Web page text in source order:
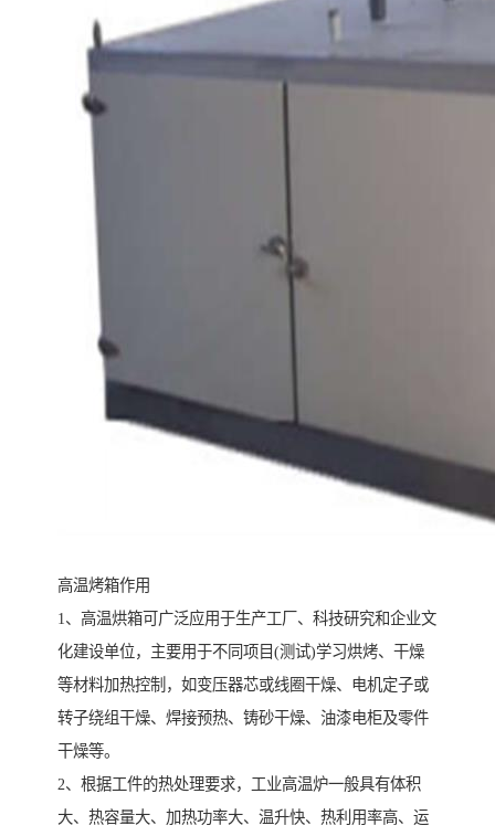
高温烤箱作用
1、高温烘箱可广泛应用于生产工厂、科技研究和企业文
化建设单位，主要用于不同项目(测试)学习烘烤、干燥
等材料加热控制，如变压器芯或线圈干燥、电机定子或
转子绕组干燥、焊接预热、铸砂干燥、油漆电柜及零件
干燥等。
2、根据工件的热处理要求，工业高温炉一般具有体积
大、热容量大、加热功率大、温升快、热利用率高、运